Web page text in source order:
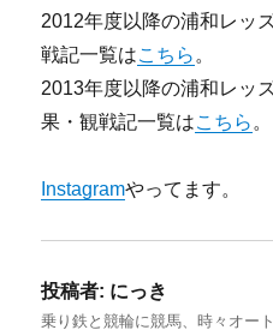
2012年度以降の浦和レッ
戦記一覧はこちら 。
2013年度以降の浦和レッ
果・観戦記一覧はこちら 。
Instagramやってます。
投稿者: にっき
乗り鉄と競輪に競馬、時々オー